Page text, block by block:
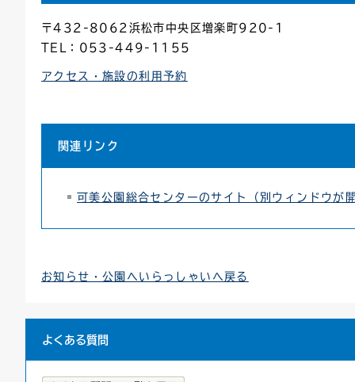
〒432-8062浜松市中央区増楽町920-1
TEL：053-449-1155
アクセス・施設の利用予約
関連リンク
可美公園総合センターのサイト（別ウィンドウが
お知らせ・公園へいらっしゃいへ戻る
よくある質問